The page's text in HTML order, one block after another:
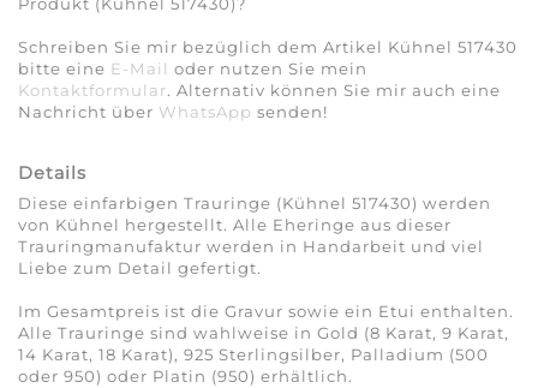
Produkt (Kühnel 517430)?
Schreiben Sie mir bezüglich dem Artikel Kühnel 517430
bitte eine E-Mail oder nutzen Sie mein
Kontaktformular. Alternativ können Sie mir auch eine
Nachricht über WhatsApp senden!
Details
Diese einfarbigen Trauringe (Kühnel 517430) werden
von Kühnel hergestellt. Alle Eheringe aus dieser
Trauringmanufaktur werden in Handarbeit und viel
Liebe zum Detail gefertigt.
Im Gesamtpreis ist die Gravur sowie ein Etui enthalten.
Alle Trauringe sind wahlweise in Gold (8 Karat, 9 Karat,
14 Karat, 18 Karat), 925 Sterlingsilber, Palladium (500
oder 950) oder Platin (950) erhältlich.